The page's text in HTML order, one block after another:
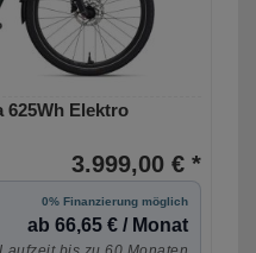
625Wh Elektro
3.999,00 € *
0% Finanzierung möglich
ab 66,65 € / Monat